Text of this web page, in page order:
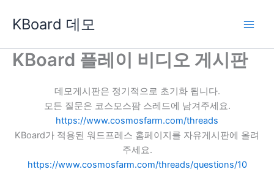
로
KBoard 데모
KBoard 플레이 비디오 게시판
데모게시판은 정기적으로 초기화 됩니다.
모든 질문은 코스모스팜 스레드에 남겨주세요.
https://www.cosmosfarm.com/threads
KBoard가 적용된 워드프레스 홈페이지를 자유게시판에 올려
주세요.
https://www.cosmosfarm.com/threads/questions/10